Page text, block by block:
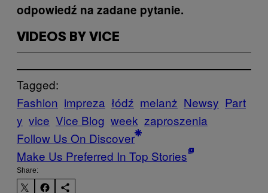
odpowiedź na zadane pytanie.
VIDEOS BY VICE
Tagged:
Fashion impreza łódź melanż Newsy Part
y vice Vice Blog week zaproszenia
Follow Us On Discover
Make Us Preferred In Top Stories
Share: